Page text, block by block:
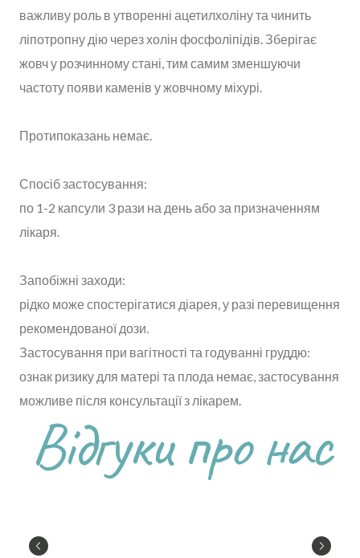
важливу роль в утворенні ацетилхоліну та чинить
ліпотропну дію через холін фосфоліпідів. Зберігає
жовч у розчинному стані, тим самим зменшуючи
частоту появи каменів у жовчному міхурі.
Протипоказань немає.
Спосіб застосування:
по 1-2 капсули 3 рази на день або за призначенням
лікаря.
Запобіжні заходи:
рідко може спостерігатися діарея, у разі перевищення
рекомендованої дози.
Застосування при вагітності та годуванні груддю:
ознак ризику для матері та плода немає, застосування
можливе після консультації з лікарем.
Відгуки про нас